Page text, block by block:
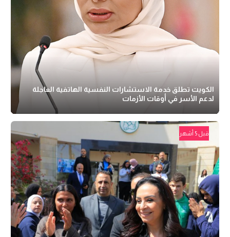
الكويت تطلق خدمة الاستشارات النفسية الهاتفية العاجلة
لدعم الأسر في أوقات الأزمات
قبل 5 أشهر